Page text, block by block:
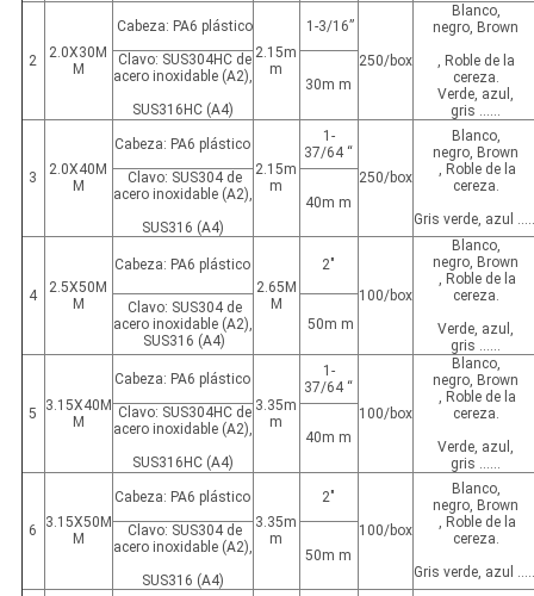
2
2.0X30M
M
Cabeza: PA6 plástico
2.15m
m
1-3/16”
250/box
Blanco,
negro, Brown
, Roble de la
cereza.
Verde, azul,
gris ......
Clavo: SUS304HC de
acero inoxidable (A2),
SUS316HC (A4)
30m m
3
2.0X40M
M
Cabeza: PA6 plástico
2.15m
m
1-
37/64 “
250/box
Blanco,
negro, Brown
, Roble de la
cereza.
Gris verde, azul
Clavo: SUS304 de
acero inoxidable (A2),
SUS316 (A4)
40m m
4
2.5X50M
M
Cabeza: PA6 plástico
2.65M
M
2"
100/box
Blanco,
negro, Brown
, Roble de la
cereza.
Verde, azul,
gris ......
Clavo: SUS304 de
acero inoxidable (A2),
SUS316 (A4)
50m m
5
3.15X40M
M
Cabeza: PA6 plástico
3.35m
m
1-
37/64 “
100/box
Blanco,
negro, Brown
, Roble de la
cereza.
Verde, azul,
gris ......
Clavo: SUS304HC de
acero inoxidable (A2),
SUS316HC (A4)
40m m
6
3.15X50M
M
Cabeza: PA6 plástico
3.35m
m
2"
100/box
Blanco,
negro, Brown
, Roble de la
cereza.
Gris verde, azul
Clavo: SUS304 de
acero inoxidable (A2),
SUS316 (A4)
50m m